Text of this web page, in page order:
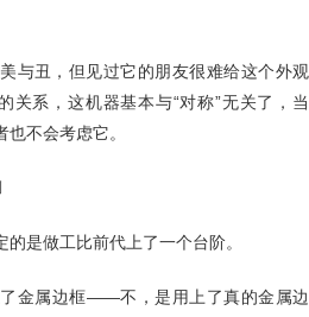
与丑，但见过它的朋友很难给这个外观
关系，这机器基本与“对称”无关了，当
不会考虑它。
是做工比前代上了一个台阶。
金属边框——不，是用上了真的金属边